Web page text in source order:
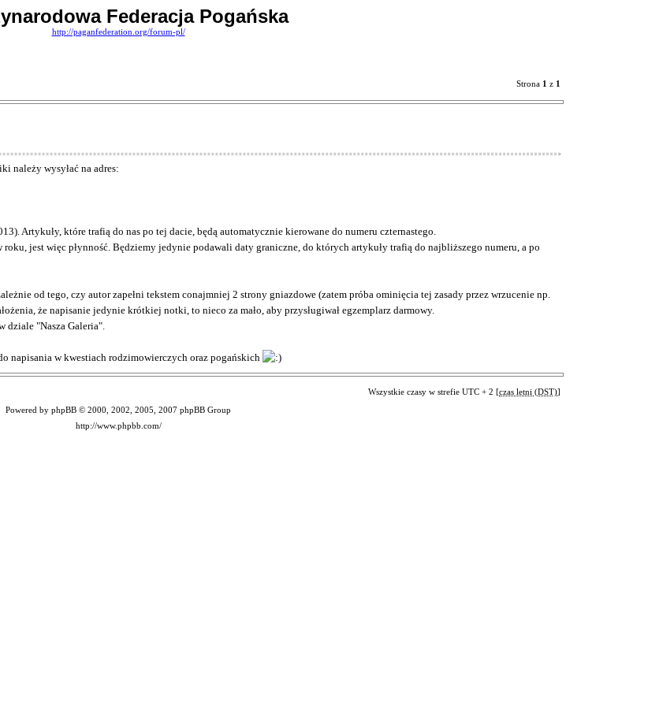
Federacja Pogańska
http://paganfederation.org/forum-pl/
Strona 1 z 1
należy wysyłać na adres:
Artykuły, które trafią do nas po tej dacie, będą automatycznie kierowane do numeru czternastego.
roku, jest więc płynność. Będziemy jedynie podawali daty graniczne, do których artykuły trafią do najbliższego numeru, a po
od tego, czy autor zapełni tekstem conajmniej 2 strony gniazdowe (zatem próba ominięcia tej zasady przez wrzucenie np.
że napisanie jedynie krótkiej notki, to nieco za mało, aby przysługiwał egzemplarz darmowy.
dziale "Nasza Galeria".
napisania w kwestiach rodzimowierczych oraz pogańskich
Wszystkie czasy w strefie UTC + 2 [czas letni (DST)]
Powered by phpBB © 2000, 2002, 2005, 2007 phpBB Group
http://www.phpbb.com/